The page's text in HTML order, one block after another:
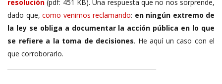
resolución (pdf: 451 KB). Una respuesta que no nos sorprende,
dado que, como venimos reclamando: en ningún extremo de
la ley se obliga a documentar la acción pública en lo que
se refiere a la toma de decisiones. He aquí un caso con el
que corroborarlo.